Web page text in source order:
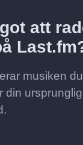
att
musiken du
din